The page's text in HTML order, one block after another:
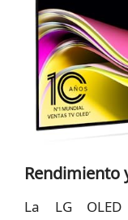
Rendimiento
La LG